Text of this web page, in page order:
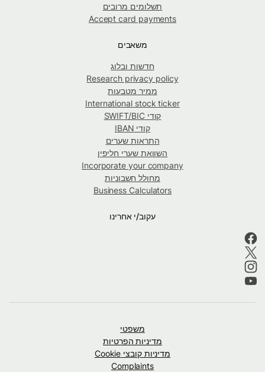
תשלומים מרובים
Accept card payments
משאבים
חדשות ובלוג
Research privacy policy
ממיר מטבעות
International stock ticker
קודי SWIFT/BIC
קודי IBAN
התראות שערים
השוואת שערי חליפין
Incorporate your company
מחולל חשבוניות
Business Calculators
עקוב/י אחרינו
משפטי
מדיניות הפרטיות
מדיניות קובצי Cookie
Complaints